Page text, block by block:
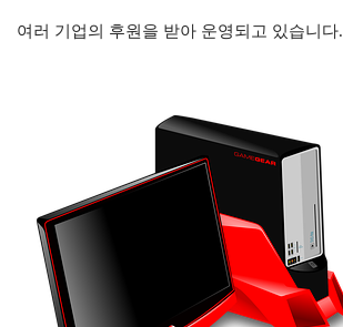
여러 기업의 후원을 받아 운영되고 있습니다.